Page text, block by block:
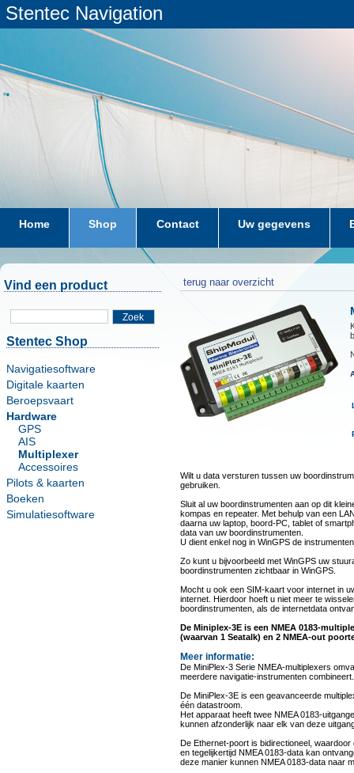
Stentec Navigation
Home Shop Contact Uw gegevens
Vind een product
Zoek
Stentec Shop
Navigatiesoftware
Digitale kaarten
Beroepsvaart
Hardware
GPS
AIS
Multiplexer
Accessoires
Pilots & kaarten
Boeken
Simulatiesoftware
terug naar overzicht
Wilt u data versturen tussen uw
gebruiken.
Sluit al uw boordinstrumenten aan op dit
kompas en repeater. Met behulp van een
daarna uw laptop, boord-PC, tablet of
data van uw boordinstrumenten.
U dient enkel nog in WinGPS de
Zo kunt u bijvoorbeeld met WinGPS uw
boordinstrumenten zichtbaar in WinGPS.
Mocht u ook een SIM-kaart voor internet in
internet. Hierdoor hoeft u niet meer te
boordinstrumenten, als de internetdata
De Miniplex-3E is een NMEA 0183-
(waarvan 1 Seatalk) en 2 NMEA-out
Meer informatie:
De MiniPlex-3 Serie NMEA-multiplexers
meerdere navigatie-instrumenten combineert.
De MiniPlex-3E is een geavanceerde
één datastroom.
Het apparaat heeft twee NMEA 0183-
kunnen afzonderlijk naar elk van deze
De Ethernet-poort is bidirectioneel,
en tegelijkertijd NMEA 0183-data kan
deze manier kunnen NMEA 0183-data naar